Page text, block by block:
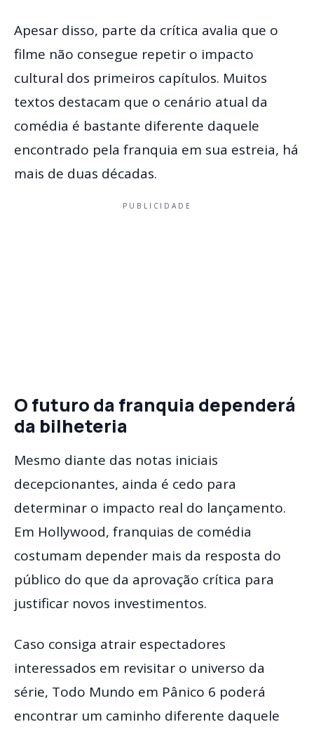
Apesar disso, parte da crítica avalia que o
filme não consegue repetir o impacto
cultural dos primeiros capítulos. Muitos
textos destacam que o cenário atual da
comédia é bastante diferente daquele
encontrado pela franquia em sua estreia, há
mais de duas décadas.
PUBLICIDADE
O futuro da franquia dependerá
da bilheteria
Mesmo diante das notas iniciais
decepcionantes, ainda é cedo para
determinar o impacto real do lançamento.
Em Hollywood, franquias de comédia
costumam depender mais da resposta do
público do que da aprovação crítica para
justificar novos investimentos.
Caso consiga atrair espectadores
interessados em revisitar o universo da
série, Todo Mundo em Pânico 6 poderá
encontrar um caminho diferente daquele